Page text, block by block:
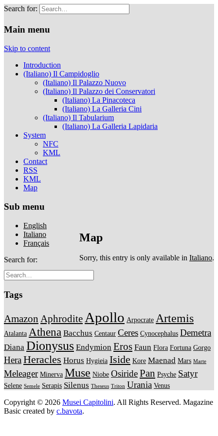
Search for:
Musei Capitolini
Main menu
Skip to content
Introduction
(Italiano) Il Campidoglio
(Italiano) Il Palazzo Nuovo
(Italiano) Il Palazzo dei Conservatori
(Italiano) La Pinacoteca
(Italiano) La Galleria Cini
(Italiano) Il Tabularium
(Italiano) La Galleria Lapidaria
System
NFC
KML
Contact
RSS
KML
Map
Sub menu
Map
Sorry, this entry is only available in Italiano.
English
Italiano
Français
Search for:
Tags
Amazon Aphrodite Apollo Arpocrate Artemis
Atalanta Athena Bacchus Centaur Ceres Cynocephalus Demetra
Diana Dionysus Endymion Eros Faun Flora Fortuna Gorgo
Hera Heracles Horus Hygieia Iside Kore Maenad Mars Marte
Meleager Minerva Muse Niobe OsiridePan Psyche Satyr
Selene Semele Serapis Silenus Theseus Triton Urania Venus
Copyright © 2026 Musei Capitolini. All Rights Reserved. Magazine
Basic created by c.bavota.